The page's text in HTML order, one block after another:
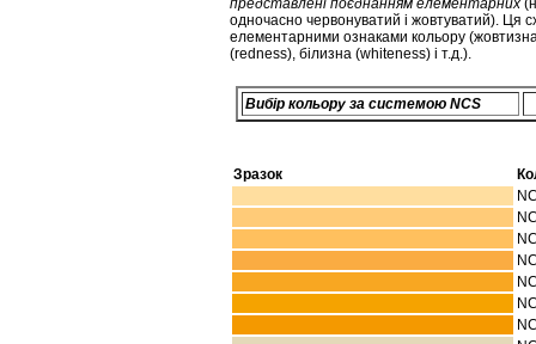
представлені поєднанням елементарних
одночасно червонуватий і жовтуватий). Ця
елементарними ознаками кольору
(redness), білизна (whiteness) і т.д.).
Вибір кольору за системою NCS
Зразок